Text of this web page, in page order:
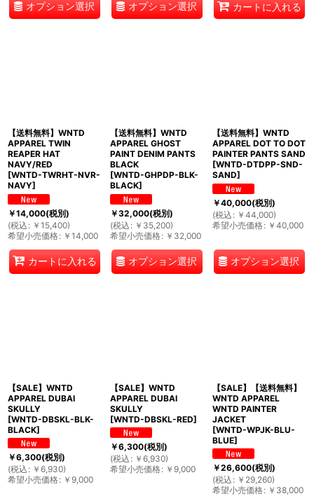
オプション選択 オプション選択 カートに入れる
【送料無料】WNTD
APPAREL TWIN
REAPER HAT
NAVY/RED
[WNTD-TWRHT-NVR-
NAVY]
￥14,000(税別)
(税込 : ￥ 15,400)
希望小売価格: ￥ 14,000
カートに入れる
【送料無料】WNTD
APPAREL GHOST
PAINT DENIM PANTS
BLACK
[WNTD-GHPDP-BLK-
BLACK]
￥32,000(税別)
(税込 : ￥ 35,200)
希望小売価格: ￥ 32,000
オプション選択
【送料無料】WNTD
APPAREL DOT TO DOT
PAINTER PANTS SAND
[WNTD-DTDPP-SND-
SAND]
￥40,000(税別)
(税込 : ￥ 44,000)
希望小売価格: ￥ 40,000
オプション選択
【SALE】WNTD
APPAREL DUBAI
SKULLY
[WNTD-DBSKL-BLK-
BLACK]
￥6,300(税別)
(税込 : ￥ 6,930)
希望小売価格: ￥ 9,000
【SALE】WNTD
APPAREL DUBAI
SKULLY
[WNTD-DBSKL-RED]
￥6,300(税別)
(税込 : ￥ 6,930)
希望小売価格: ￥ 9,000
【SALE】【送料無料】
WNTD APPAREL
WNTD PAINTER
JACKET
[WNTD-WPJK-BLU-
BLUE]
￥26,600(税別)
(税込 : ￥ 29,260)
希望小売価格: ￥ 38,000